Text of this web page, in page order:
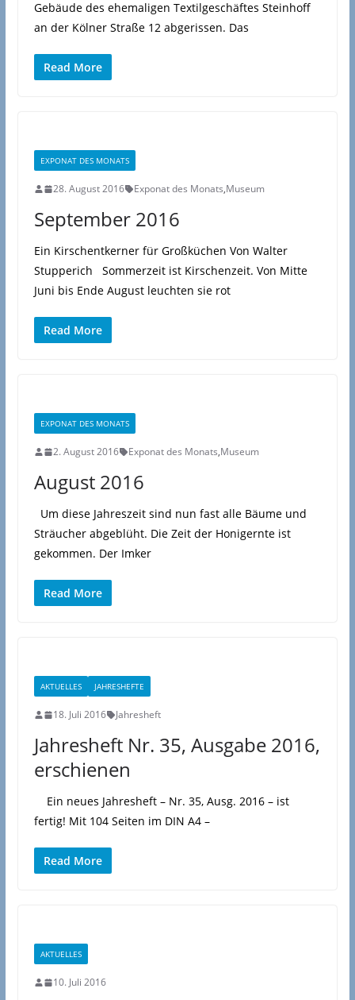
Gebäude des ehemaligen Textilgeschäftes Steinhoff
an der Kölner Straße 12 abgerissen. Das
Read More
EXPONAT DES MONATS
28. August 2016 Exponat des Monats,Museum
September 2016
Ein Kirschentkerner für Großküchen Von Walter
Stupperich Sommerzeit ist Kirschenzeit. Von Mitte
Juni bis Ende August leuchten sie rot
Read More
EXPONAT DES MONATS
2. August 2016 Exponat des Monats,Museum
August 2016
Um diese Jahreszeit sind nun fast alle Bäume und
Sträucher abgeblüht. Die Zeit der Honigernte ist
gekommen. Der Imker
Read More
AKTUELLES JAHRESHEFTE
18. Juli 2016 Jahresheft
Jahresheft Nr. 35, Ausgabe 2016,
erschienen
Ein neues Jahresheft – Nr. 35, Ausg. 2016 – ist
fertig! Mit 104 Seiten im DIN A4 –
Read More
AKTUELLES
10. Juli 2016